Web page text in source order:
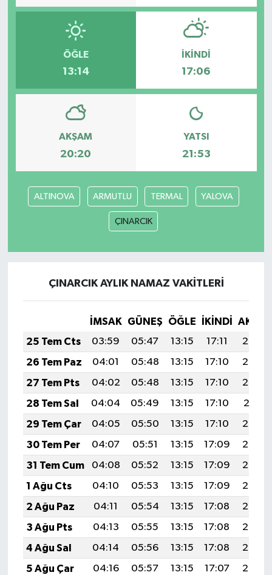
ÖĞLE
13:14
İKINDI
17:06
AKŞAM
20:20
YATSI
21:53
ALTINOVA ARMUTLU TERMAL YALOVA
ÇINARCIK
ÇINARCIK AYLIK NAMAZ VAKITLERI
İMSAK GÜNEŞ ÖĞLE İKINDI
25 Tem Cts
03:59 05:47 13:15 17:11
20:34
26 Tem Paz
04:01 05:48 13:15 17:10
20:33
27 Tem Pts
04:02 05:48 13:15 17:10
20:32
28 Tem Sal
04:04 05:49 13:15 17:10
20:31
29 Tem Çar
04:05 05:50 13:15 17:10
20:30
30 Tem Per
04:07 05:51 13:15 17:09
20:29
31 Tem Cum
04:08 05:52 13:15 17:09
20:28
1 Ağu Cts
04:10 05:53 13:15 17:09
20:27
2 Ağu Paz
04:11 05:54 13:15 17:08
20:26
3 Ağu Pts
04:13 05:55 13:15 17:08
20:25
4 Ağu Sal
04:14 05:56 13:15 17:08
20:23
5 Ağu Çar
04:16 05:57 13:15 17:07
20:22